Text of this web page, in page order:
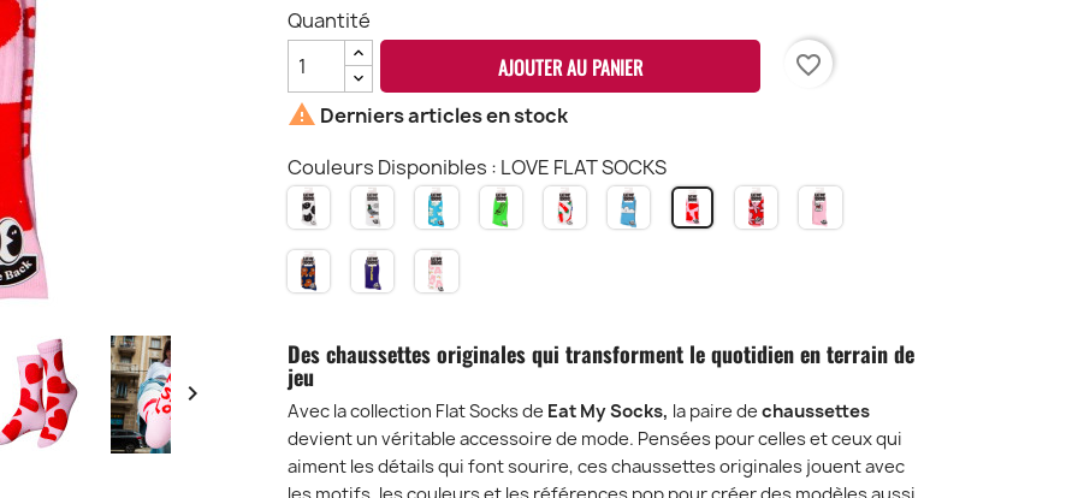

Quantité
AJOUTER AU PANIER
favorite_border
 Derniers articles en stock
Couleurs Disponibles : LOVE FLAT SOCKS
CAT
FLAT
SOCKS
PIGEON
FLAT
SOCKS
LATE
BUNNY
HOT
DOG
CHILI
FLAT
CLOUD
FLAT
LOVE
FLAT
DAISY
FLAT
VINTAGE
CAT
TEDDY
BEAR
OFFLINE
FLAT
TEDDY
RAIMBOW
Des chaussettes originales qui transforment le quotidien en terrain de
jeu
Avec la collection Flat Socks de Eat My Socks, la paire de chaussettes
devient un véritable accessoire de mode. Pensées pour celles et ceux qui
aiment les détails qui font sourire, ces chaussettes originales jouent avec